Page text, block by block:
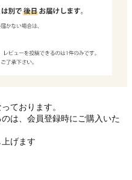
ております。
は、会員登録時にご購入いた
げます